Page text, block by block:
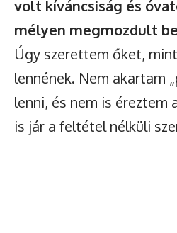
volt kíváncsiság és
mélyen megmozdult
Úgy szerettem őket,
lennének. Nem akartam
lenni, és nem is éreztem
is jár a feltétel nélküli